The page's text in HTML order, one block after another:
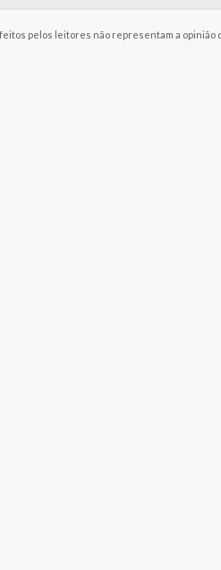
pelos leitores não representam a opinião